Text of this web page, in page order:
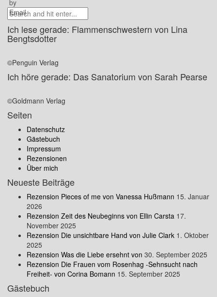
Ich lese gerade: Flammenschwestern von Lina
Bengtsdotter
©Penguin Verlag
Ich höre gerade: Das Sanatorium von Sarah Pearse
©Goldmann Verlag
Seiten
Datenschutz
Gästebuch
Impressum
Rezensionen
Über mich
Neueste Beiträge
Rezension Pieces of me von Vanessa Hußmann 15. Januar
2026
Rezension Zeit des Neubeginns von Ellin Carsta 17.
November 2025
Rezension Die unsichtbare Hand von Julie Clark 1. Oktober
2025
Rezension Was die Liebe ersehnt von 30. September 2025
Rezension Die Frauen vom Rosenhag -Sehnsucht nach
Freiheit- von Corina Bomann 15. September 2025
Gästebuch